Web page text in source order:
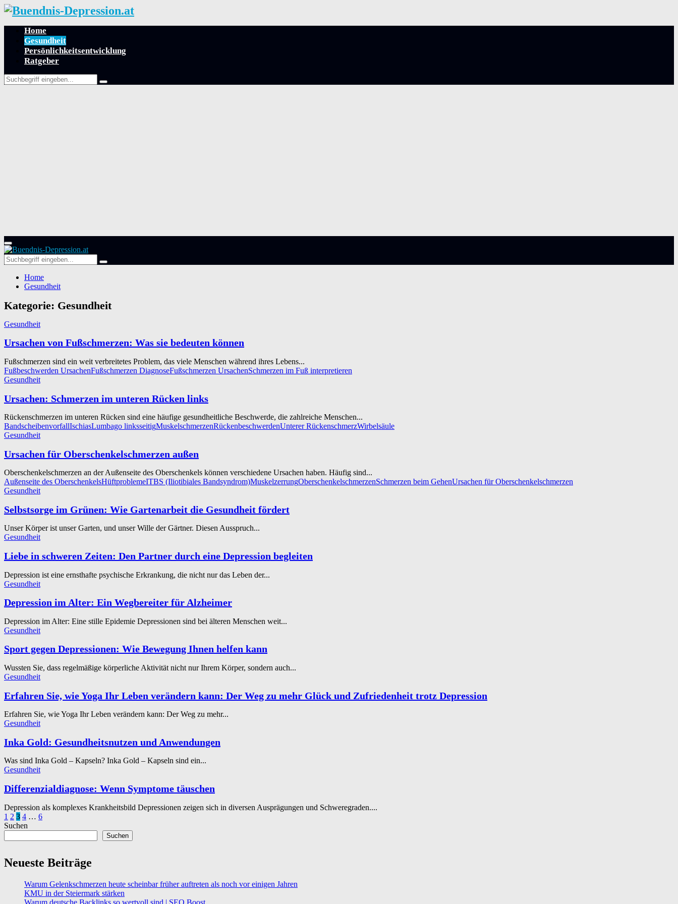
Home
Gesundheit
Persönlichkeitsentwicklung
Ratgeber
Search
for:
Search
Primary
Menu
Search
for:
Search
Home
Gesundheit
Kategorie: Gesundheit
Gesundheit
Ursachen von Fußschmerzen: Was sie bedeuten können
Fußschmerzen sind ein weit verbreitetes Problem, das viele Menschen während ihres Lebens...
Fußbeschwerden UrsachenFußschmerzen DiagnoseFußschmerzen UrsachenSchmerzen im Fuß interpretieren
Gesundheit
Ursachen: Schmerzen im unteren Rücken links
Rückenschmerzen im unteren Rücken sind eine häufige gesundheitliche Beschwerde, die zahlreiche Menschen...
BandscheibenvorfallIschiasLumbago linksseitigMuskelschmerzenRückenbeschwerdenUnterer RückenschmerzWirbelsäule
Gesundheit
Ursachen für Oberschenkelschmerzen außen
Oberschenkelschmerzen an der Außenseite des Oberschenkels können verschiedene Ursachen haben. Häufig sind...
Außenseite des OberschenkelsHüftproblemeITBS (Iliotibiales Bandsyndrom)MuskelzerrungOberschenkelschmerzenSchmerzen beim GehenUrsachen für Oberschenkelschmerzen
Gesundheit
Selbstsorge im Grünen: Wie Gartenarbeit die Gesundheit fördert
Unser Körper ist unser Garten, und unser Wille der Gärtner. Diesen Ausspruch...
Gesundheit
Liebe in schweren Zeiten: Den Partner durch eine Depression begleiten
Depression ist eine ernsthafte psychische Erkrankung, die nicht nur das Leben der...
Gesundheit
Depression im Alter: Ein Wegbereiter für Alzheimer
Depression im Alter: Eine stille Epidemie Depressionen sind bei älteren Menschen weit...
Gesundheit
Sport gegen Depressionen: Wie Bewegung Ihnen helfen kann
Wussten Sie, dass regelmäßige körperliche Aktivität nicht nur Ihrem Körper, sondern auch...
Gesundheit
Erfahren Sie, wie Yoga Ihr Leben verändern kann: Der Weg zu mehr Glück und Zufriedenheit trotz Depression
Erfahren Sie, wie Yoga Ihr Leben verändern kann: Der Weg zu mehr...
Gesundheit
Inka Gold: Gesundheitsnutzen und Anwendungen
Was sind Inka Gold – Kapseln? Inka Gold – Kapseln sind ein...
Gesundheit
Differenzialdiagnose: Wenn Symptome täuschen
Depression als komplexes Krankheitsbild Depressionen zeigen sich in diversen Ausprägungen und Schweregraden....
Seitennummerierung
der
Beiträge
1 2 3 4 … 6
Suchen
Suchen
Neueste Beiträge
Warum Gelenkschmerzen heute scheinbar früher auftreten als noch vor einigen Jahren
KMU in der Steiermark stärken
Warum deutsche Backlinks so wertvoll sind | SEO Boost